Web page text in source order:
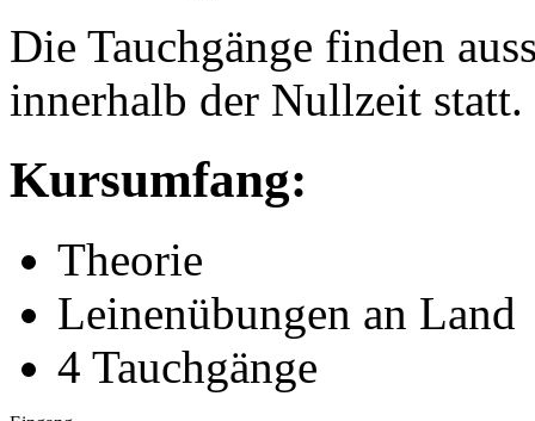
Die Tauchgänge finden
innerhalb der Nullzeit statt.
Kursumfang:
Theorie
Leinenübungen an Land
4 Tauchgänge